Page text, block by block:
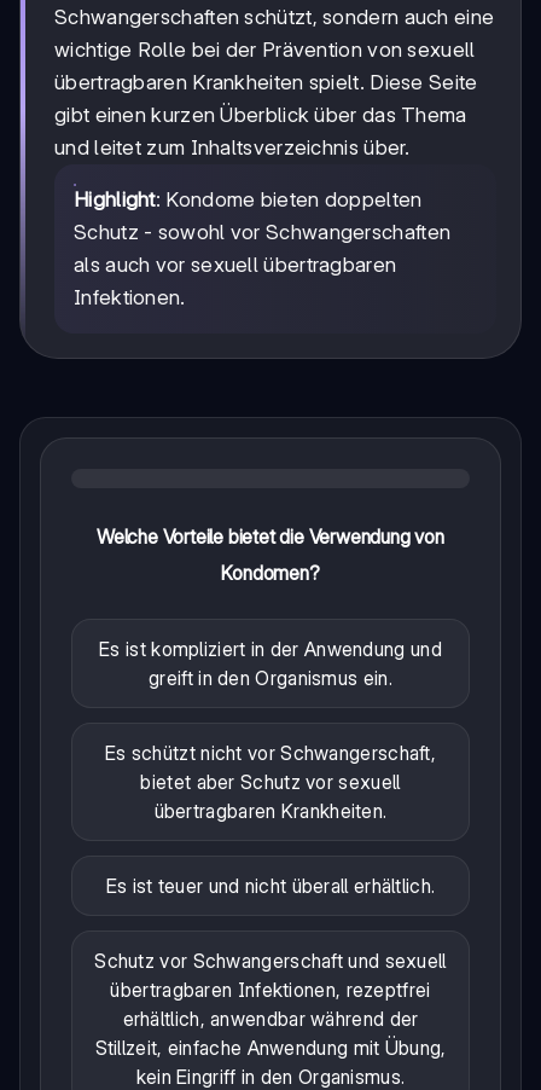
Schwangerschaften schützt, sondern auch eine
wichtige Rolle bei der Prävention von sexuell
übertragbaren Krankheiten spielt. Diese Seite
gibt einen kurzen Überblick über das Thema
und leitet zum Inhaltsverzeichnis über.
Highlight: Kondome bieten doppelten
Schutz - sowohl vor Schwangerschaften
als auch vor sexuell übertragbaren
Infektionen.
Welche Vorteile bietet die Verwendung von
Kondomen?
Es ist kompliziert in der Anwendung und
greift in den Organismus ein.
Es schützt nicht vor Schwangerschaft,
bietet aber Schutz vor sexuell
übertragbaren Krankheiten.
Es ist teuer und nicht überall erhältlich.
Schutz vor Schwangerschaft und sexuell
übertragbaren Infektionen, rezeptfrei
erhältlich, anwendbar während der
Stillzeit, einfache Anwendung mit Übung,
kein Eingriff in den Organismus.